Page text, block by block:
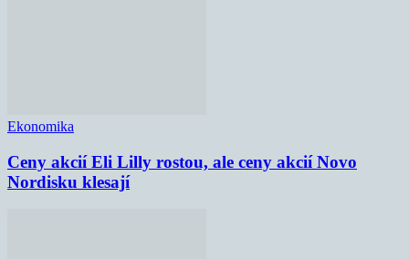
Ekonomika
Ceny akcií Eli Lilly rostou, ale ceny akcií Novo
Nordisku klesají